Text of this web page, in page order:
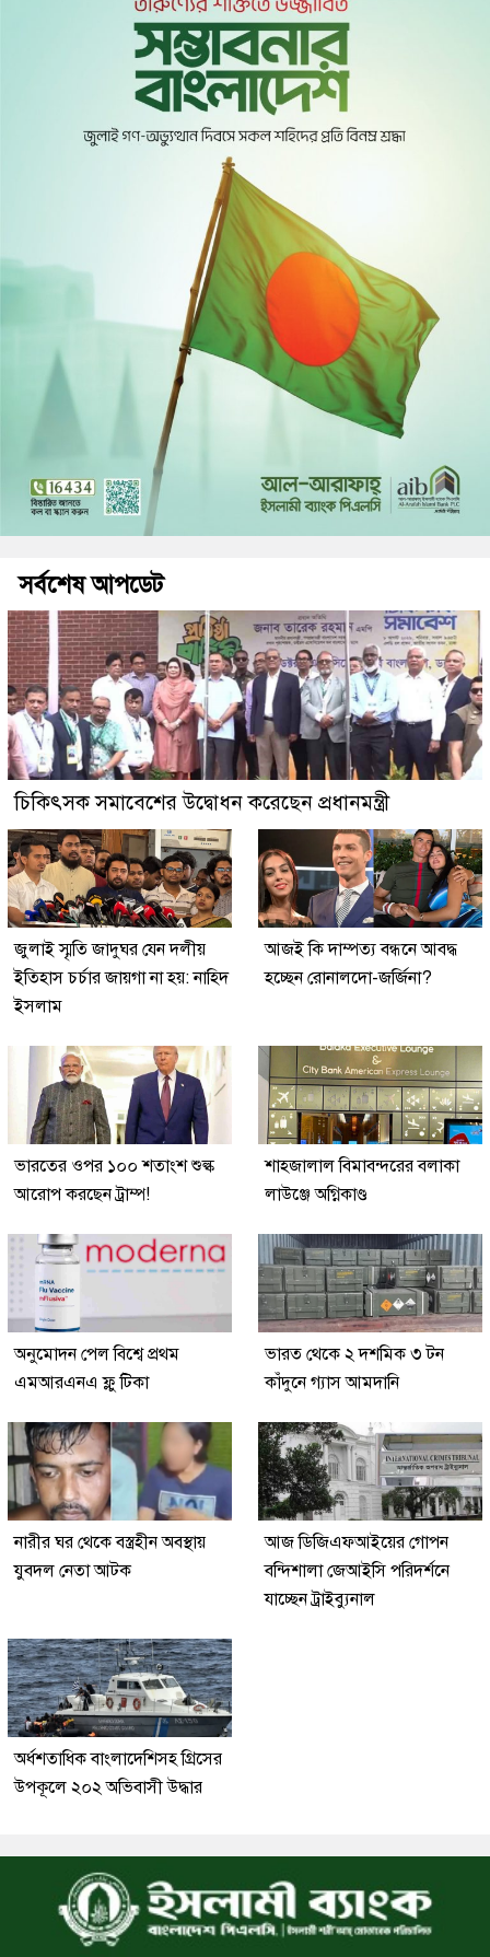
সর্বশেষ আপডেট
চিকিৎসক সমাবেশের উদ্বোধন করেছেন প্রধানমন্ত্রী
জুলাই স্মৃতি জাদুঘর যেন দলীয়
ইতিহাস চর্চার জায়গা না হয়: নাহিদ
ইসলাম
আজই কি দাম্পত্য বন্ধনে আবদ্ধ
হচ্ছেন রোনালদো-জর্জিনা?
ভারতের ওপর ১০০ শতাংশ শুল্ক
আরোপ করছেন ট্রাম্প!
শাহজালাল বিমাবন্দরের বলাকা
লাউঞ্জে অগ্নিকাণ্ড
অনুমোদন পেল বিশ্বে প্রথম
এমআরএনএ ফ্লু টিকা
ভারত থেকে ২ দশমিক ৩ টন
কাঁদুনে গ্যাস আমদানি
নারীর ঘর থেকে বস্ত্রহীন অবস্থায়
যুবদল নেতা আটক
আজ ডিজিএফআইয়ের গোপন
বন্দিশালা জেআইসি পরিদর্শনে
যাচ্ছেন ট্রাইব্যুনাল
অর্ধশতাধিক বাংলাদেশিসহ গ্রিসের
উপকূলে ২০২ অভিবাসী উদ্ধার